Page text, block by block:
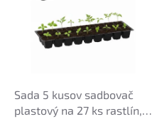
Sada 5 kusov sadbovač
plastový na 27 ks rastlín,